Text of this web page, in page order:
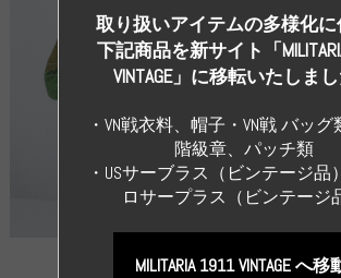
取り扱いアイテムの多様化に
下記商品を新サイト「
VINTAGE」に移転いたしまし
・VN戦衣料、帽子・VN戦 バッグ
階級章、パッチ類
・USサーブラス（ビンテージ品
ロサープラス（ビンテージ
MILITARIA 1911 VINTAGE へ移